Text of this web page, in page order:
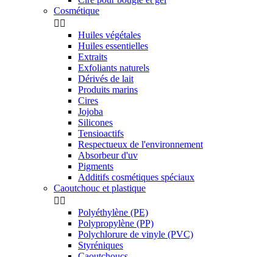
Cosmétique
 
Huiles végétales
Huiles essentielles
Extraits
Exfoliants naturels
Dérivés de lait
Produits marins
Cires
Jojoba
Silicones
Tensioactifs
Respectueux de l'environnement
Absorbeur d'uv
Pigments
Additifs cosmétiques spéciaux
Caoutchouc et plastique
 
Polyéthylène (PE)
Polypropylène (PP)
Polychlorure de vinyle (PVC)
Styréniques